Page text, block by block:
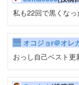
私も22回で黒くなっ
オコジョr＠オレ
おっし自己ベスト更